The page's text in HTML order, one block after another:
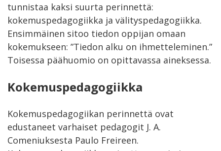
tunnistaa kaksi suurta perinnettä:
kokemuspedagogiikka ja välityspedagogiikka.
Ensimmäinen sitoo tiedon oppijan omaan
kokemukseen: ”Tiedon alku on ihmetteleminen.”
Toisessa päähuomio on opittavassa aineksessa.
Kokemuspedagogiikka
Kokemuspedagogiikan perinnettä ovat
edustaneet varhaiset pedagogit J. A.
Comeniuksesta Paulo Freireen.